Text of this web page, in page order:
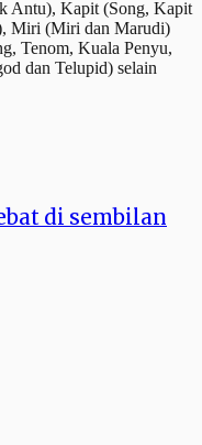
Antu), Kapit (Song, Kapit
Miri (Miri dan Marudi)
Tenom, Kuala Penyu,
dan Telupid) selain
di sembilan